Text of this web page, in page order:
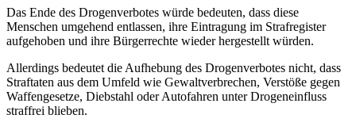
Das Ende des Drogenverbotes würde bedeuten, dass diese
Menschen umgehend entlassen, ihre Eintragung im Strafregister
aufgehoben und ihre Bürgerrechte wieder hergestellt würden.
Allerdings bedeutet die Aufhebung des Drogenverbotes nicht, dass
Straftaten aus dem Umfeld wie Gewaltverbrechen, Verstöße gegen
Waffengesetze, Diebstahl oder Autofahren unter Drogeneinfluss
straffrei blieben.